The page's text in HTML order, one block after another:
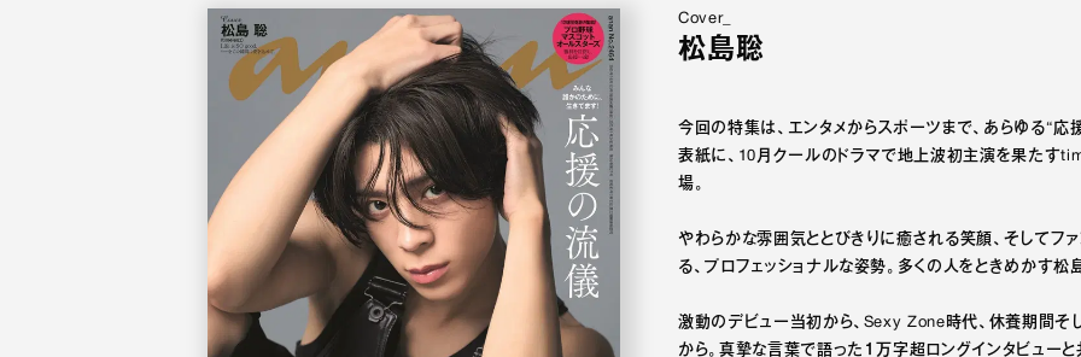
Cover_
松島聡
今回の特集は、エンタメからスポーツまで、あらゆる“応
表紙に、10月クールのドラマで地上波初主演を果たす
場。
やわらかな雰囲気ととびきりに癒される笑顔、そしてフ
る、プロフェッショナルな姿勢。多くの人をときめかす松
激動のデビュー当初から、Sexy Zone時代、休養期間そ
から。真摯な言葉で語った１万字超ロングインタビュー